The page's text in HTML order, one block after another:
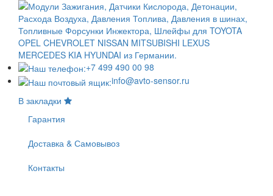
+7 499 490 00 98
info@avto-sensor.ru
В закладки
Гарантия
Доставка & Самовывоз
Контакты